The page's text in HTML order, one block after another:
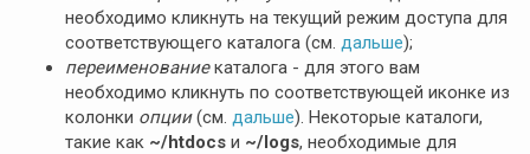
необходимо кликнуть на текущий режим доступа для
соответствующего каталога (см. дальше);
переименованиекаталога - для этого вам
необходимо кликнуть по соответствующей иконке из
колонки опции(см. дальше). Некоторые каталоги,
такие как ~/htdocs и ~/logs, необходимые для